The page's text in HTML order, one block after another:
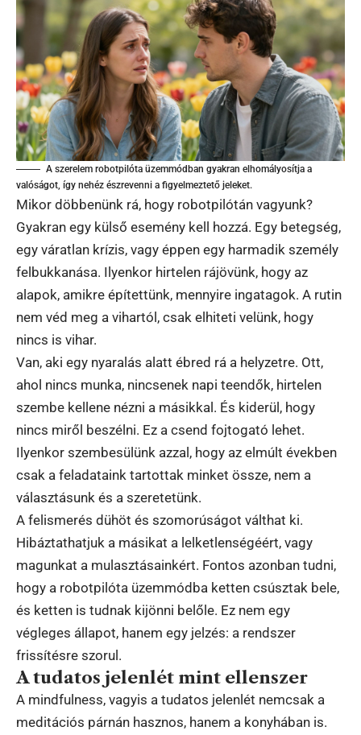
A szerelem robotpilóta üzemmódban gyakran elhomályosítja a
valóságot, így nehéz észrevenni a figyelmeztető jeleket.
Mikor döbbenünk rá, hogy robotpilótán vagyunk?
Gyakran egy külső esemény kell hozzá. Egy betegség,
egy váratlan krízis, vagy éppen egy harmadik személy
felbukkanása. Ilyenkor hirtelen rájövünk, hogy az
alapok, amikre építettünk, mennyire ingatagok. A rutin
nem véd meg a vihartól, csak elhiteti velünk, hogy
nincs is vihar.
Van, aki egy nyaralás alatt ébred rá a helyzetre. Ott,
ahol nincs munka, nincsenek napi teendők, hirtelen
szembe kellene nézni a másikkal. És kiderül, hogy
nincs miről beszélni. Ez a csend fojtogató lehet.
Ilyenkor szembesülünk azzal, hogy az elmúlt években
csak a feladataink tartottak minket össze, nem a
választásunk és a szeretetünk.
A felismerés dühöt és szomorúságot válthat ki.
Hibáztathatjuk a másikat a lelketlenségéért, vagy
magunkat a mulasztásainkért. Fontos azonban tudni,
hogy a robotpilóta üzemmódba ketten csúsztak bele,
és ketten is tudnak kijönni belőle. Ez nem egy
végleges állapot, hanem egy jelzés: a rendszer
frissítésre szorul.
A tudatos jelenlét mint ellenszer
A mindfulness, vagyis a tudatos jelenlét nemcsak a
meditációs párnán hasznos, hanem a konyhában is.